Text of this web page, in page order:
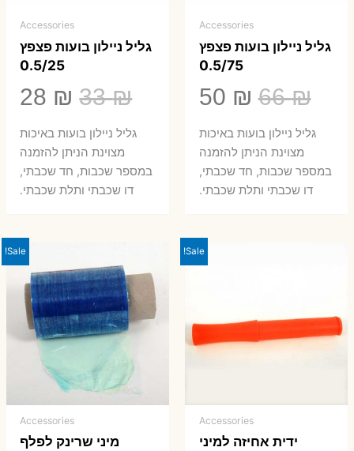
Accessories
גליל ניילון בועות פצפץ
0.5/75
66₪
המחיר
המקורי
היה:
66 ₪.
50 ₪
הנוכחיגליל ניילון בועות באיכות
מצוינת הניתן להזמנה
במספר שכבות, חד שכבתי,
דו שכבתי ותלת שכבתי.
Accessories
גליל ניילון בועות פצפץ
0.5/25
33₪
המחיר
המקורי
היה:
33 ₪.
28 ₪
₪.
גליל ניילון בועות באיכות
מצוינת הניתן להזמנה
במספר שכבות, חד שכבתי,
דו שכבתי ותלת שכבתי.
Sale!
Accessories
ידית אחיזה למיני
Sale!
Accessories
מיני שרינק לפלף